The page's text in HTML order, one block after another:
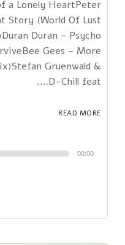
a Lonely HeartPeter
Story (World Of Lust
Duran – Psycho
Gees – More
Gruenwald &
D-Chill feat….
READ MORE
00:00